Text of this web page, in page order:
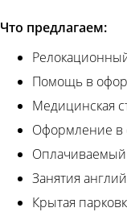
Что предлагаем:
Помощь в
Медицинская
Оформление в
Оплачиваемый
Занятия
Крытая